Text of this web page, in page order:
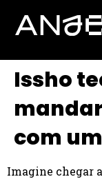
Issho
com
Imagine chegar